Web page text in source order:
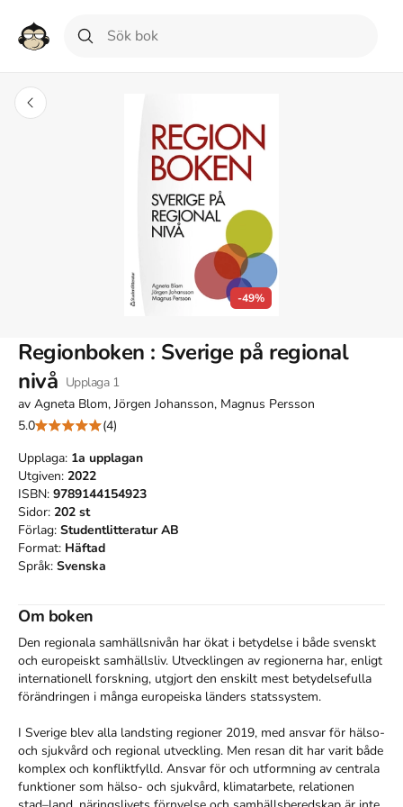
-49%
Regionboken : Sverige på regional
nivå Upplaga 1
av Agneta Blom, Jörgen Johansson, Magnus Persson
5.0
(4)
Upplaga: 1a upplagan
Utgiven: 2022
ISBN: 9789144154923
Sidor: 202 st
Förlag: Studentlitteratur AB
Format: Häftad
Språk: Svenska
Om boken
Den regionala samhällsnivån har ökat i betydelse i både svenskt
och europeiskt samhällsliv. Utvecklingen av regionerna har, enligt
internationell forskning, utgjort den enskilt mest betydelsefulla
förändringen i många europeiska länders statssystem.
I Sverige blev alla landsting regioner 2019, med ansvar för hälso-
och sjukvård och regional utveckling. Men resan dit har varit både
komplex och konfliktfylld. Ansvar för och utformning av centrala
funktioner som hälso- och sjukvård, klimatarbete, relationen